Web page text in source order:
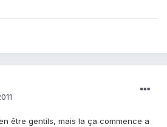
être gentils, mais la ça commence a